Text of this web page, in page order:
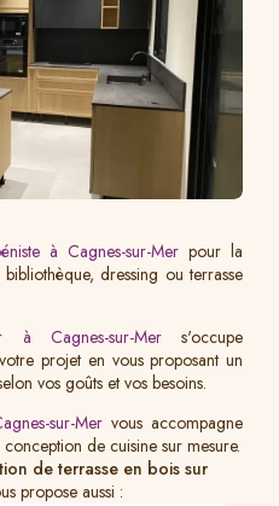
à Cagnes-sur-Merpour la
dressing ou terrasse
à Cagnes-sur-Mers'occupe
projet en vous proposant un
vos goûts et vos besoins.
sur-Mer vous accompagne
de cuisine sur mesure.
de terrasse en bois sur
propose aussi :